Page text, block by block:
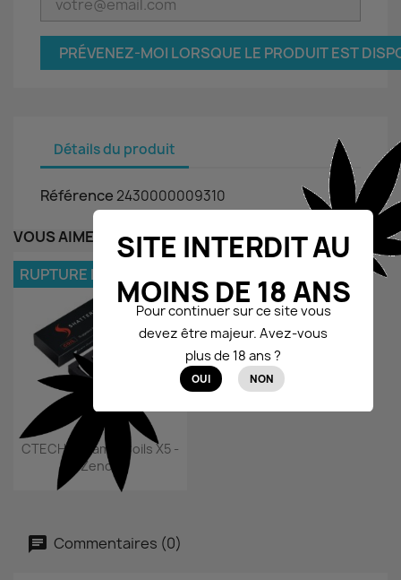
PRÉVENEZ-MOI LORSQUE LE PRODUIT EST
Détails du produit
Référence 2430000009310
VOUS AIMEREZ AUSSI
Aperçu rapide
CTECH Ceramic Coils X5 -
Zenco
RUPTURE DE STOCKfavorite_border
Commentaires (0)
SITE INTERDIT AU
MOINS DE 18 ANS
Pour continuer sur ce site vous
devez être majeur. Avez-vous
plus de 18 ans ?
OUI NON